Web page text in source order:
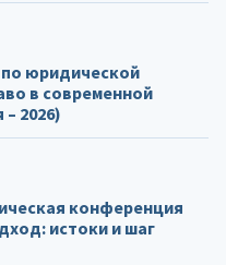
юридической
в современной
2026)
конференция
истоки и шаг